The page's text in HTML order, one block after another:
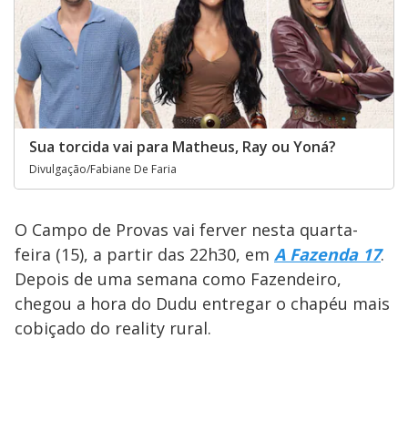
Sua torcida vai para Matheus, Ray ou Yoná?
Divulgação/Fabiane De Faria
O Campo de Provas vai ferver nesta quarta-
feira (15), a partir das 22h30, em A Fazenda 17.
Depois de uma semana como Fazendeiro,
chegou a hora do Dudu entregar o chapéu mais
cobiçado do reality rural.